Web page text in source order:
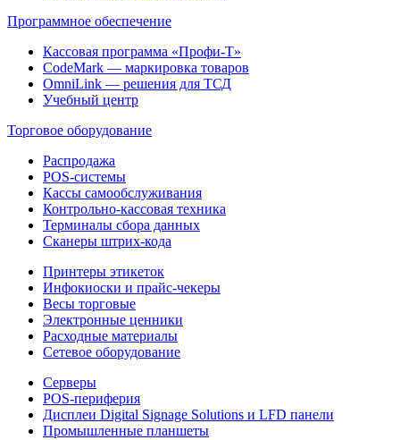
Программное обеспечение
Кассовая программа «Профи-Т»
CodeMark — маркировка товаров
OmniLink — решения для ТСД
Учебный центр
Торговое оборудование
Распродажа
POS-системы
Кассы самообслуживания
Контрольно-кассовая техника
Терминалы сбора данных
Сканеры штрих-кода
Принтеры этикеток
Инфокиоски и прайс-чекеры
Весы торговые
Электронные ценники
Расходные материалы
Сетевое оборудование
Серверы
POS-периферия
Дисплеи Digital Signage Solutions и LFD панели
Промышленные планшеты